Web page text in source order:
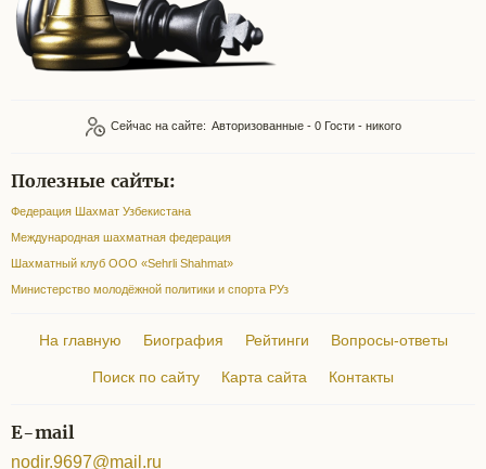
Сейчас на сайте: Авторизованные - 0 Гости - никого
Полезные сайты:
Федерация Шахмат Узбекистана
Международная шахматная федерация
Шахматный клуб ООО «Sehrli Shahmat»
Министерство молодёжной политики и спорта РУз
На главную Биография Рейтинги Вопросы-ответы
Поиск по сайту Карта сайта Контакты
E-mail
nodir.9697@mail.ru